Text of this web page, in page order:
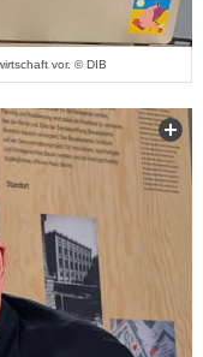
vor. © DIB